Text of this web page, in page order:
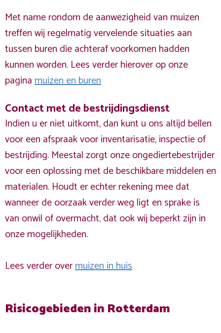
Met name rondom de aanwezigheid van muizen
treffen wij regelmatig vervelende situaties aan
tussen buren die achteraf voorkomen hadden
kunnen worden. Lees verder hierover op onze
paginamuizen en buren
Contact met de bestrijdingsdienst
Indien u er niet uitkomt, dan kunt u ons altijd bellen
voor een afspraak voor inventarisatie, inspectie of
bestrijding. Meestal zorgt onze ongediertebestrijder
voor een oplossing met de beschikbare middelen en
materialen. Houdt er echter rekening mee dat
wanneer de oorzaak verder weg ligt en sprake is
van onwil of overmacht, dat ook wij beperkt zijn in
onze mogelijkheden.
Lees verder overmuizen in huis
Risicogebieden in Rotterdam